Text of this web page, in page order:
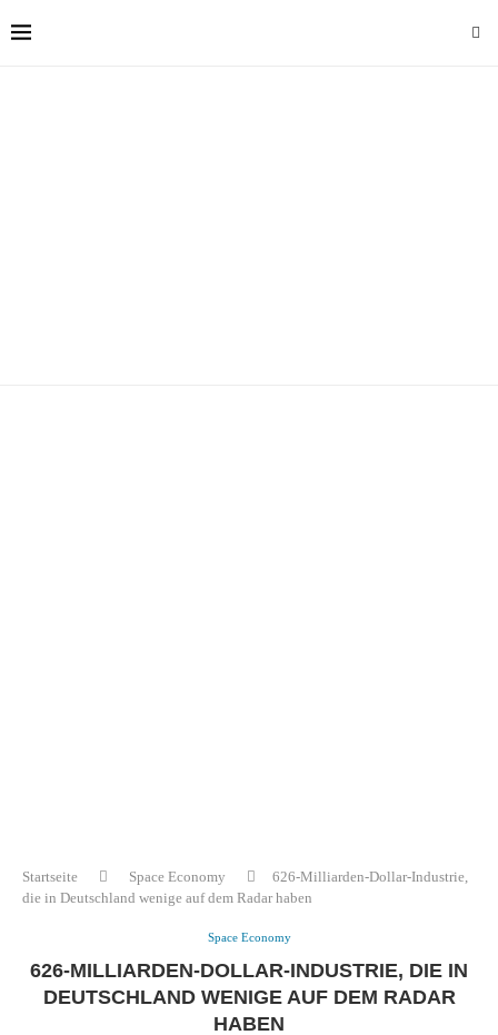
Startseite Space Economy
626-Milliarden-Dollar-Industrie,
die in Deutschland wenige auf dem Radar haben
Space Economy
626-MILLIARDEN-DOLLAR-INDUSTRIE, DIE IN
DEUTSCHLAND WENIGE AUF DEM RADAR
HABEN